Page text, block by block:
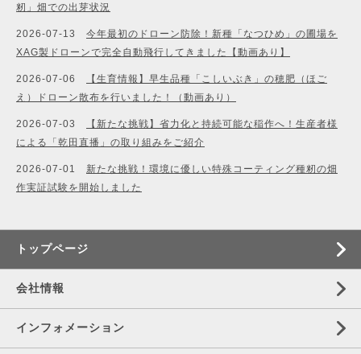
籾」畑での出芽状況
2026-07-13
今年最初のドローン防除！新種「なつひめ」の圃場を
XAG製ドローンで完全自動飛行してきました【動画あり】
2026-07-06
【生育情報】早生品種「こしいぶき」の穂肥（ほご
え）ドローン散布を行いました！（動画あり）
2026-07-03
【新たな挑戦】省力化と持続可能な稲作へ！生産者様
による「乾田直播」の取り組みをご紹介
2026-07-01
新たな挑戦！環境に優しい特殊コーティング種籾の畑
作実証試験を開始しました
トップページ
会社情報
インフォメーション